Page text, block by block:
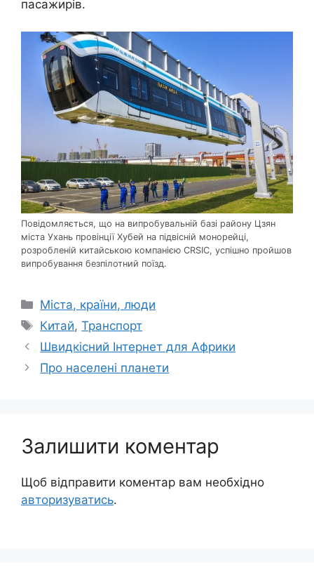
пасажирів.
Повідомляється, що на випробувальній базі району Цзян
міста Ухань провінції Хубей на підвісній монорейці,
розробленій китайською компанією CRSIC, успішно пройшов
випробування безпілотний поїзд.
Категорії
Міста, країни, люди
Позначки
Китай,Транспорт
Швидкісний Інтернет для Африки
Про населені планети
Залишити коментар
Щоб відправити коментар вам необхідно
авторизуватись.